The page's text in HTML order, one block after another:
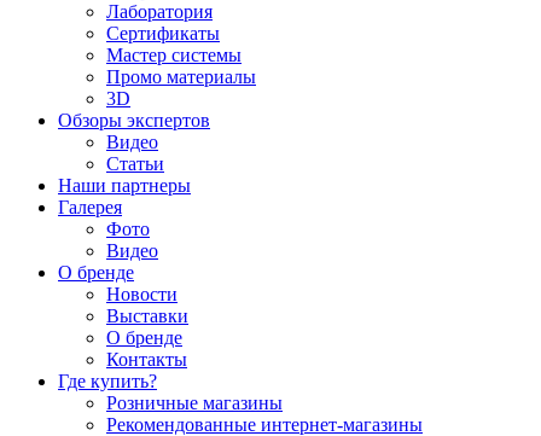
Лаборатория
Сертификаты
Мастер системы
Промо материалы
3D
Обзоры экспертов
Видео
Статьи
Наши партнеры
Галерея
Фото
Видео
О бренде
Новости
Выставки
О бренде
Контакты
Где купить?
Розничные магазины
Рекомендованные интернет-магазины